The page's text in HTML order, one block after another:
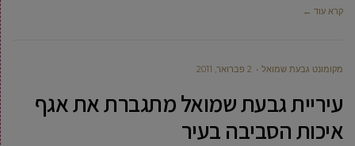
קרא עוד ←
מקומונט גבעת שמואל 2 פברואר, 2011
עיריית גבעת שמואל מתגברת את אגף
איכות הסביבה בעיר